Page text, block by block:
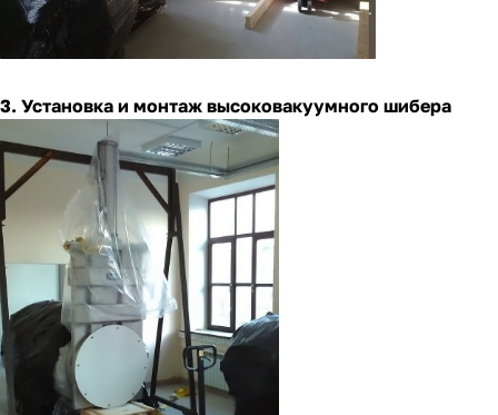
3. Установка и монтаж высоковакуумного шибера